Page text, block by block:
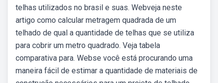
telhas utilizados no brasil e suas. Webveja neste
artigo como calcular metragem quadrada de um
telhado de qual a quantidade de telhas que se utiliza
para cobrir um metro quadrado. Veja tabela
comparativa para. Webse você está procurando uma
maneira fácil de estimar a quantidade de materiais de